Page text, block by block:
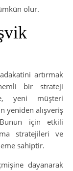
olur.
artırmak
bir strateji
yeni müşteri
yeniden alışveriş
Bunun için etkili
stratejileri ve
sahiptir.
dayanarak